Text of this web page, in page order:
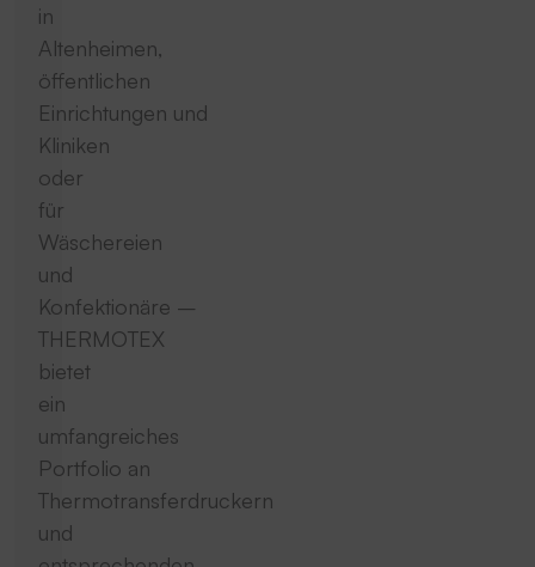
in
Altenheimen,
öffentlichen
Einrichtungen und
Kliniken
oder
für
Wäschereien
und
Konfektionäre –
THERMOTEX
bietet
ein
umfangreiches
Portfolio an
Thermotransferdruckern
und